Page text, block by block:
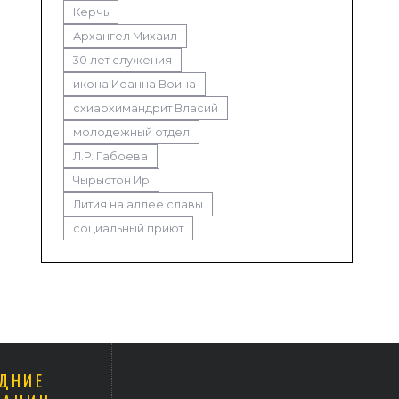
Керчь
Архангел Михаил
30 лет служения
икона Иоанна Воина
схиархимандрит Власий
молодежный отдел
Л.Р. Габоева
Чырыстон Ир
Лития на аллее славы
социальный приют